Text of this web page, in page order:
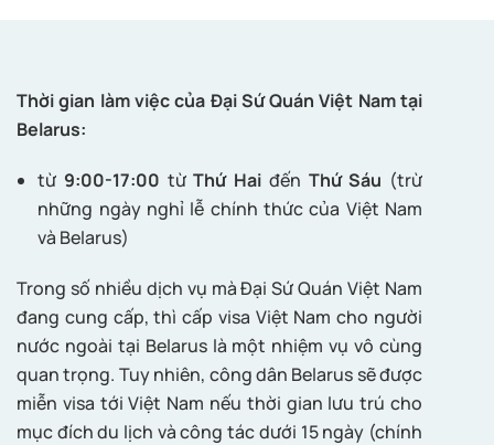
Thời gian làm việc của Đại Sứ Quán Việt Nam tại
Belarus:
từ 9:00-17:00 từThứ Hai đến Thứ Sáu (trừ
những ngày nghỉ lễ chính thức của Việt Nam
và Belarus)
Trong số nhiều dịch vụ mà Đại Sứ Quán Việt Nam
đang cung cấp, thì cấp visa Việt Nam cho người
nước ngoài tại Belarus là một nhiệm vụ vô cùng
quan trọng. Tuy nhiên, công dân Belarus sẽ được
miễn visa tới Việt Nam nếu thời gian lưu trú cho
mục đích du lịch và công tác dưới 15 ngày (chính